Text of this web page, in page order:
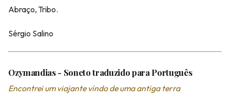
Abraço, Tribo.
Sérgio Salino
Ozymandias - Soneto traduzido para Português
Encontrei um viajante vindo de uma antiga terra